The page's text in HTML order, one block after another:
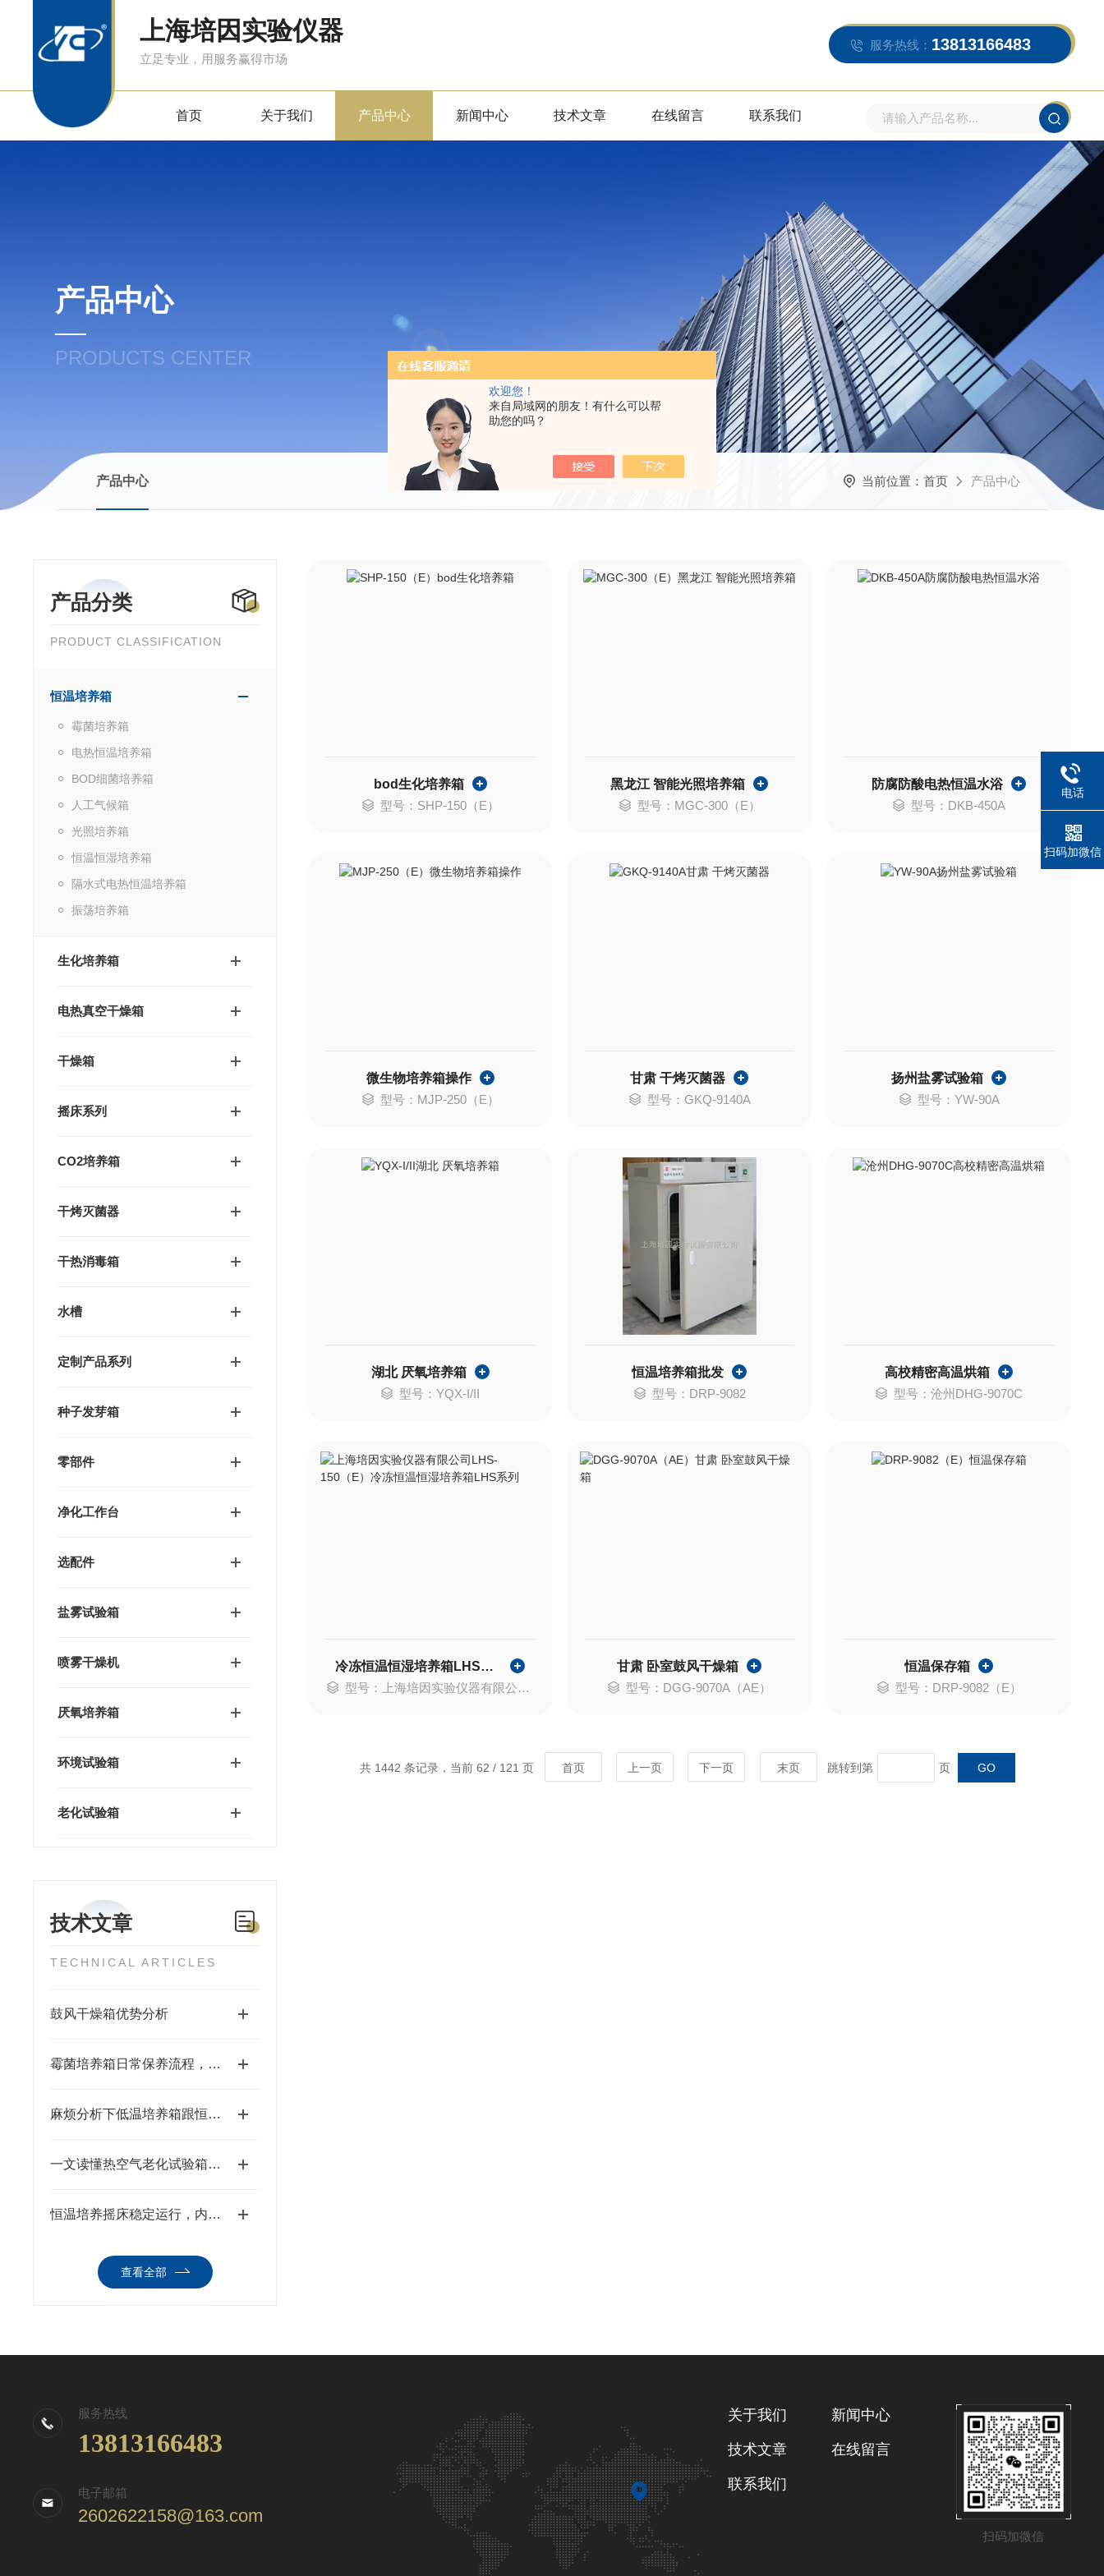
欢迎您！
来自局域网的朋友！有什么可以帮
助您的吗？
上海培因实验仪器
立足专业，用服务赢得市场
服务热线： 13813166483
首页 关于我们 产品中心 新闻中心 技术文章 在线留言 联系我们
产品中心
PRODUCTS CENTER
产品中心 当前位置： 首页 产品中心
产品分类
PRODUCT CLASSIFICATION
恒温培养箱
霉菌培养箱
电热恒温培养箱
BOD细菌培养箱
人工气候箱
光照培养箱
恒温恒湿培养箱
隔水式电热恒温培养箱
振荡培养箱
生化培养箱
电热真空干燥箱
干燥箱
摇床系列
CO2培养箱
干烤灭菌器
干热消毒箱
水槽
定制产品系列
种子发芽箱
零部件
净化工作台
选配件
盐雾试验箱
喷雾干燥机
厌氧培养箱
环境试验箱
老化试验箱
技术文章
TECHNICAL ARTICLES
鼓风干燥箱优势分析
霉菌培养箱日常保养流程，减少污染延长设备使用周期
麻烦分析下低温培养箱跟恒温培养箱的区别
一文读懂热空气老化试验箱：原理及应用全解析
恒温培养摇床稳定运行，内胆清洁、定期消毒流程
查看全部
bod生化培养箱
型号：SHP-150（E）
黑龙江 智能光照培养箱
型号：MGC-300（E）
防腐防酸电热恒温水浴
型号：DKB-450A
微生物培养箱操作
型号：MJP-250（E）
甘肃 干烤灭菌器
型号：GKQ-9140A
扬州盐雾试验箱
型号：YW-90A
湖北 厌氧培养箱
型号：YQX-I/II
恒温培养箱批发
型号：DRP-9082
高校精密高温烘箱
型号：沧州DHG-9070C
冷冻恒温恒湿培养箱LHS系列
型号：上海培因实验仪器有限公司LHS-150（E）
甘肃 卧室鼓风干燥箱
型号：DGG-9070A（AE）
恒温保存箱
型号：DRP-9082（E）
共 1442 条记录，当前 62 / 121 页 首页 上一页 下一页 末页 跳转到第 页
服务热线
13813166483
电子邮箱
2602622158@163.com
扫码加微信
关于我们 新闻中心
技术文章 在线留言
联系我们
电话
扫码加微信